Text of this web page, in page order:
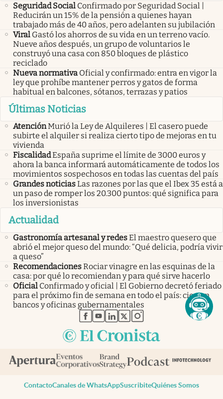
Seguridad Social Confirmado por Seguridad Social |
Reducirán un 15% de la pensión a quienes hayan
trabajado más de 40 años, pero adelanten su jubilación
Viral Gastó los ahorros de su vida en un terreno vacío.
Nueve años después, un grupo de voluntarios le
construyó una casa con 850 bloques de plástico
reciclado
Nueva normativa Oficial y confirmado: entra en vigor la
ley que prohíbe mantener perros y gatos de forma
habitual en balcones, sótanos, terrazas y patios
Últimas Noticias
AtenciónMurió la Ley de Alquileres | El casero puede
subirte el alquiler si realiza cierto tipo de mejoras en tu
vivienda
FiscalidadEspaña suprime el límite de 3000 euros y
ahora la banca informará automáticamente de todos los
movimientos sospechosos en todas las cuentas del país
Grandes noticiasLas razones por las que el Ibex 35 está a
un paso de romper los 20.300 puntos: qué significa para
los inversionistas
Actualidad
Gastronomía artesanal y redesEl maestro quesero que
abrió el mejor queso del mundo: “Qué delicia, podría vivir
a queso”
RecomendacionesRociar vinagre en las esquinas de la
casa: por qué lo recomiendan y para qué sirve hacerlo
Oficial Confirmado y oficial | El Gobierno decretó feriado
para el próximo fin de semana en todo el país: cierran
bancos y oficinas gubernamentales
abre en nueva pestaña
abre en nueva pestaña
abre en nueva pestaña
abre en nueva pestaña
abre en nueva pestaña
ContactoCanales de WhatsAppSuscribiteQuiénes Somos